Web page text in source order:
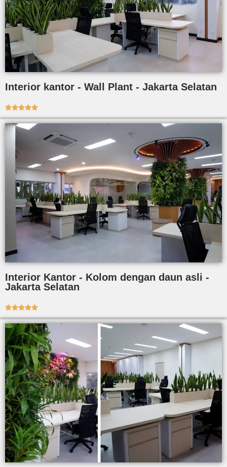
Interior kantor - Wall Plant - Jakarta Selatan

Interior Kantor - Kolom dengan daun asli -
Jakarta Selatan
